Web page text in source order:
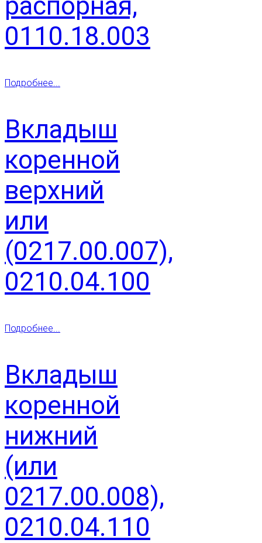
0110.18.003
Подробнее...
Вкладыш
коренной
верхний
или
(0217.00.007),
0210.04.100
Подробнее...
Вкладыш
коренной
нижний
(или
0217.00.008),
0210.04.110